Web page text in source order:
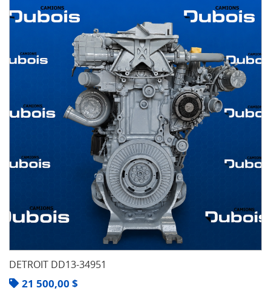
DETROIT DD13-34951
21 500,00 $